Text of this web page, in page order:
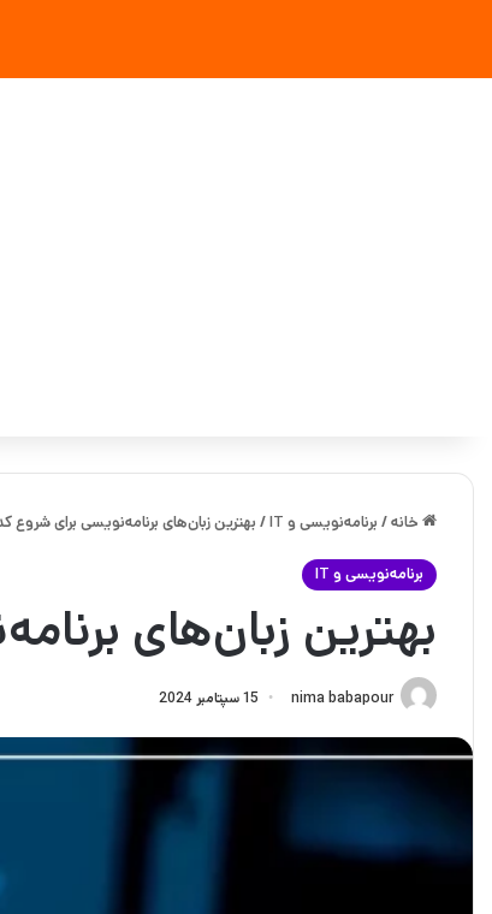
خانه/ برنامه‌نویسی و IT / بهترین زبان‌های برنامه‌نویسی برای شروع
برنامه‌نویسی و IT
بهترین زبان‌های
nima babapour 15 سپتامبر 2024